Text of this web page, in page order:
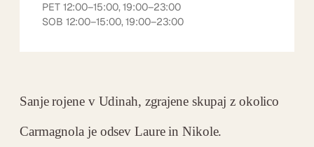
PET 12:00–15:00, 19:00–23:00
SOB 12:00–15:00, 19:00–23:00
Sanje rojene v Udinah, zgrajene skupaj z okolico
Carmagnola je odsev Laure in Nikole.